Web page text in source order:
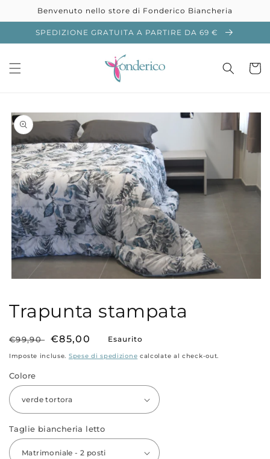
direttamente
ai contenuti
Benvenuto nello store di Fonderico Biancheria
SPEDIZIONE GRATUITA A PARTIRE DA 69 €
Passa alle
informazioni
sul prodotto
in
modale
Trapunta stampata
Prezzo
di
€99,90
Prezzo
scontato
€85,00 Esaurito
Imposte incluse. Spese di spedizione calcolate al check-out.
Colore
Taglie biancheria letto